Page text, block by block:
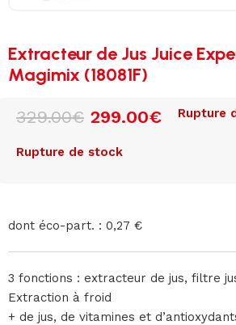
Extracteur de Jus Juice
Magimix (18081F)
329.00€ 299.00€ Rupture
Rupture de stock
dont éco-part. : 0,27 €
3 fonctions : extracteur de jus, filtre
Extraction à froid
+ de jus, de vitamines et